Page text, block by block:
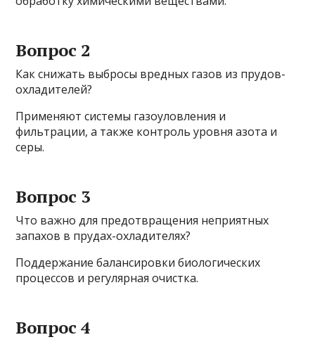
Вопрос 2
Как снижать выбросы вредных газов из прудов-
охладителей?
Применяют системы газоуловления и
фильтрации, а также контроль уровня азота и
серы.
Вопрос 3
Что важно для предотвращения неприятных
запахов в прудах-охладителях?
Поддержание балансировки биологических
процессов и регулярная очистка.
Вопрос 4